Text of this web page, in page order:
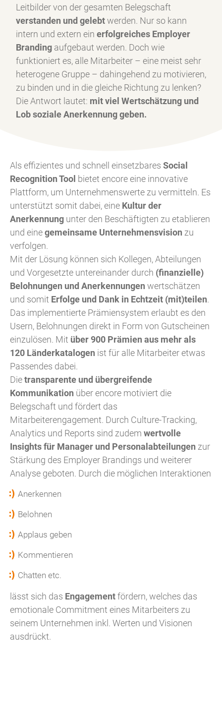
Leitbilder von der gesamten Belegschaft
verstanden und gelebtwerden. Nur so kann
intern und extern ein erfolgreiches Employer
Branding aufgebaut werden. Doch wie
funktioniert es, alle Mitarbeiter – eine meist sehr
heterogene Gruppe – dahingehend zu motivieren,
zu binden und in die gleiche Richtung zu lenken?
Die Antwort lautet: mit viel Wertschätzung und
Lob soziale Anerkennung geben.
Als effizientes und schnell einsetzbares Social
Recognition Tool bietet encore eine innovative
Plattform, um Unternehmenswerte zu vermitteln. Es
unterstützt somit dabei, eine Kultur der
Anerkennung unter den Beschäftigten zu etablieren
und einegemeinsame Unternehmensvision zu
verfolgen.
Mit der Lösung können sich Kollegen, Abteilungen
und Vorgesetzte untereinander durch (finanzielle)
Belohnungen und Anerkennungen wertschätzen
und somit Erfolge und Dank in Echtzeit (mit)teilen.
Das implementierte Prämiensystem erlaubt es den
Usern, Belohnungen direkt in Form von Gutscheinen
einzulösen. Mit über 900 Prämien aus mehr als
120 Länderkatalogen ist für alle Mitarbeiter etwas
Passendes dabei.
Dietransparente und übergreifende
Kommunikation über encore motiviert die
Belegschaft und fördert das
Mitarbeiterengagement. Durch Culture-Tracking,
Analytics und Reports sind zudem wertvolle
Insights für Manager und Personalabteilungen zur
Stärkung des Employer Brandings und weiterer
Analyse geboten. Durch die möglichen Interaktionen
Anerkennen
Belohnen
Applaus geben
Kommentieren
Chatten etc.
lässt sich das Engagementfördern, welches das
emotionale Commitment eines Mitarbeiters zu
seinem Unternehmen inkl. Werten und Visionen
ausdrückt.